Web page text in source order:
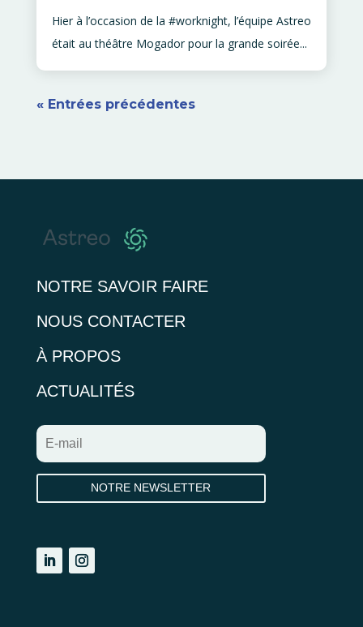
Hier à l’occasion de la #worknight, l’équipe Astreo
était au théâtre Mogador pour la grande soirée...
« Entrées précédentes
NOTRE SAVOIR FAIRE
NOUS CONTACTER
À PROPOS
ACTUALITÉS
NOTRE NEWSLETTER